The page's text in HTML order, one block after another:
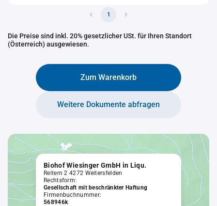
1
Die Preise sind inkl. 20% gesetzlicher USt. für Ihren Standort
(Österreich) ausgewiesen.
Zum Warenkorb
Weitere Dokumente abfragen
Biohof Wiesinger GmbH in Liqu.
Reitern 2 4272 Weitersfelden
Rechtsform:
Gesellschaft mit beschränkter Haftung
Firmenbuchnummer:
568946k